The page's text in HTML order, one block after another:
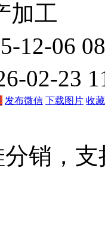
加工
12-06
02-23
发布微信 下载图片 收
销，